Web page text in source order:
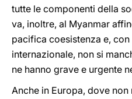
tutte le componenti della
va, inoltre, al Myanmar
pacifica coesistenza e, con
internazionale, non si
ne hanno grave e urgente
Anche in Europa, dove